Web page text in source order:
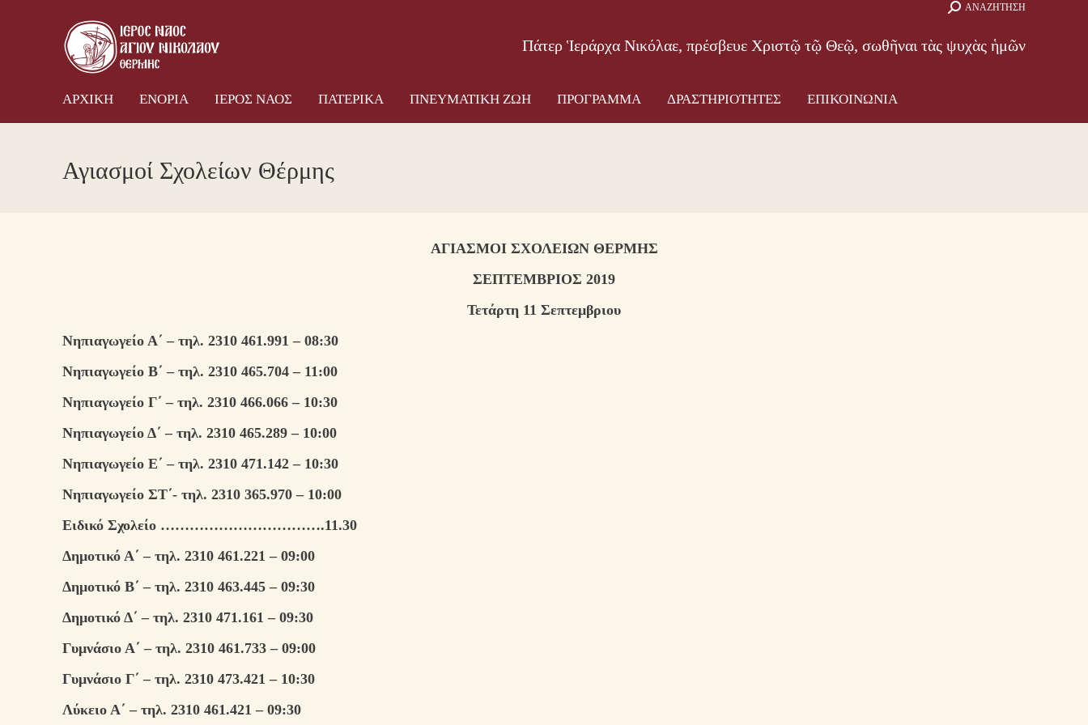
Search:ΑΝΑΖΗΤΗΣΗ
Πάτερ Ἱεράρχα Νικόλαε, πρέσβευε Χριστῷ τῷ Θεῷ, σωθῆναι τὰς ψυχὰς ἡμῶν
ΑΡΧΙΚΗ ΕΝΟΡΙΑ ΙΕΡΟΣ ΝΑΟΣ ΠΑΤΕΡΙΚΑ ΠΝΕΥΜΑΤΙΚΗ ΖΩΗ ΠΡΟΓΡΑΜΜΑ ΔΡΑΣΤΗΡΙΟΤΗΤΕΣ ΕΠΙΚΟΙΝΩΝΙΑ
Αγιασμοί Σχολείων Θέρμης
ΑΓΙΑΣΜΟΙ ΣΧΟΛΕΙΩΝ ΘΕΡΜΗΣ
ΣΕΠΤΕΜΒΡΙΟΣ 2019
Τετάρτη 11 Σεπτεμβριου
Νηπιαγωγείο Α΄ – τηλ. 2310 461.991 – 08:30
Νηπιαγωγείο Β΄ – τηλ. 2310 465.704 – 11:00
Νηπιαγωγείο Γ΄ – τηλ. 2310 466.066 – 10:30
Νηπιαγωγείο Δ΄ – τηλ. 2310 465.289 – 10:00
Νηπιαγωγείο Ε΄ – τηλ. 2310 471.142 – 10:30
Νηπιαγωγείο ΣΤ΄- τηλ. 2310 365.970 – 10:00
Ειδικό Σχολείο …………………………….11.30
Δημοτικό Α΄ – τηλ. 2310 461.221 – 09:00
Δημοτικό Β΄ – τηλ. 2310 463.445 – 09:30
Δημοτικό Δ΄ – τηλ. 2310 471.161 – 09:30
Γυμνάσιο Α΄ – τηλ. 2310 461.733 – 09:00
Γυμνάσιο Γ΄ – τηλ. 2310 473.421 – 10:30
Λύκειο Α΄ – τηλ. 2310 461.421 – 09:30
ΑΡΧΙΚΗ